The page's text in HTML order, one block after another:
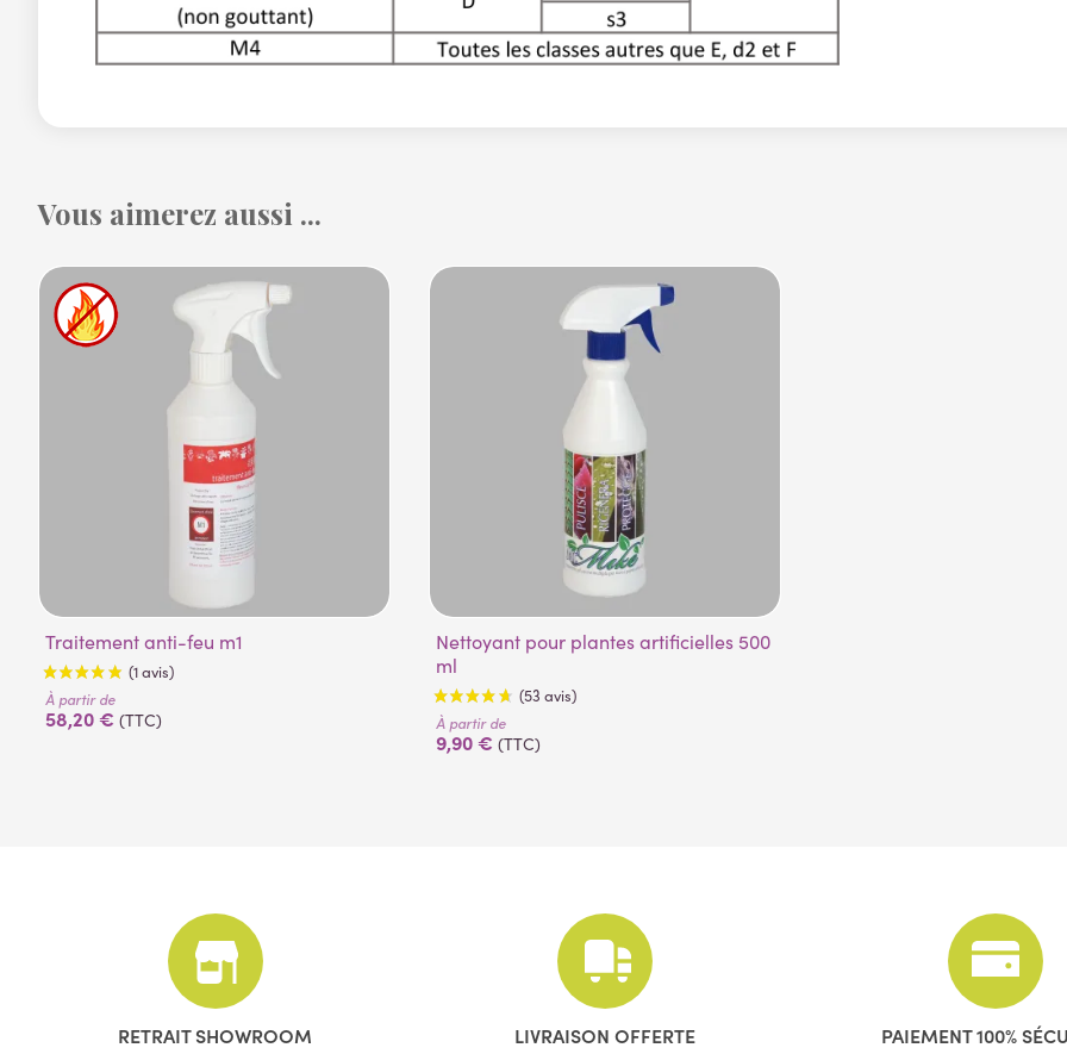
Vous aimerez aussi ...
Traitement anti-feu m1
(1 avis)
À partir de
58,20 € (TTC)
Nettoyant pour plantes artificielles 500
ml
À partir de
9,90 € (TTC)
RETRAIT SHOWROOM LIVRAISON OFFERTE PAIEMENT 100%